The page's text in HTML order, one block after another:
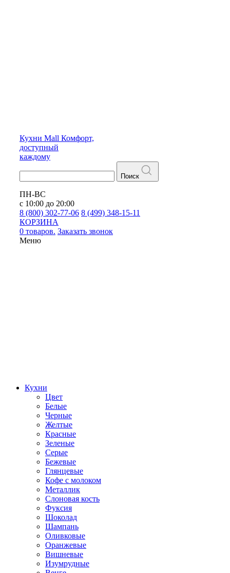
Кухни Mall Комфорт,
доступный
каждому
Поиск
ПН-ВС
с 10:00 до 20:00
8 (800) 302-77-06 8 (499) 348-15-11
КОРЗИНА
0 товаров. Заказать звонок
Меню
Кухни
Цвет
Белые
Черные
Желтые
Красные
Зеленые
Серые
Бежевые
Глянцевые
Кофе с молоком
Металлик
Слоновая кость
Фуксия
Шоколад
Шампань
Оливковые
Оранжевые
Вишневые
Изумрудные